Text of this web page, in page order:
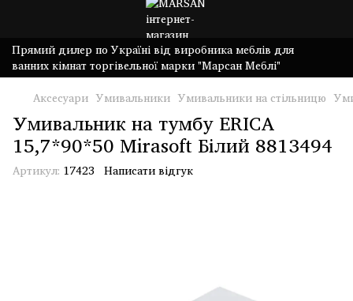
Прямий дилер по Україні від виробника меблів для
ванних кімнат торгівельної марки "Марсан Меблі"
Аксесуари Умивальники Умивальники на стільницю
Умивальник на тумбу ERICA
15,7*90*50 Mirasoft Білий 8813494
Артикул: 17423 Написати відгук